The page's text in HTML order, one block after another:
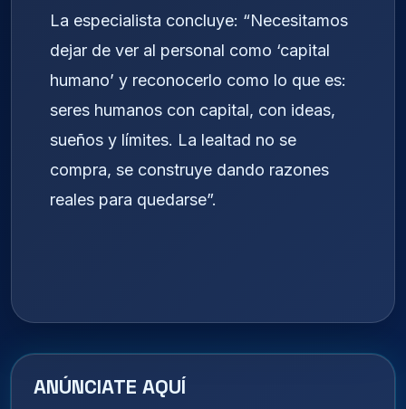
La especialista concluye: “Necesitamos
dejar de ver al personal como ‘capital
humano’ y reconocerlo como lo que es:
seres humanos con capital, con ideas,
sueños y límites. La lealtad no se
compra, se construye dando razones
reales para quedarse”.
ANÚNCIATE AQUÍ